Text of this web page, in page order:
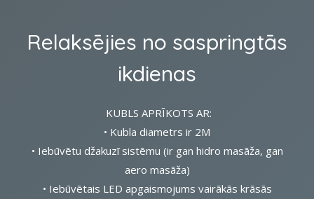
Relaksējies no saspringtās
ikdienas
KUBLS APRĪKOTS AR:
• Kubla diametrs ir 2M
• Iebūvētu džakuzī sistēmu (ir gan hidro masāža, gan
aero masāža)
• Iebūvētais LED apgaismojums vairākās krāsās